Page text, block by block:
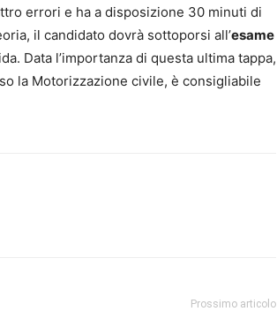
errori e ha a disposizione 30 minuti di
il candidato dovrà sottoporsi all’esame
Data l’importanza di questa ultima tappa,
la Motorizzazione civile, è consigliabile
Prossimo articolo